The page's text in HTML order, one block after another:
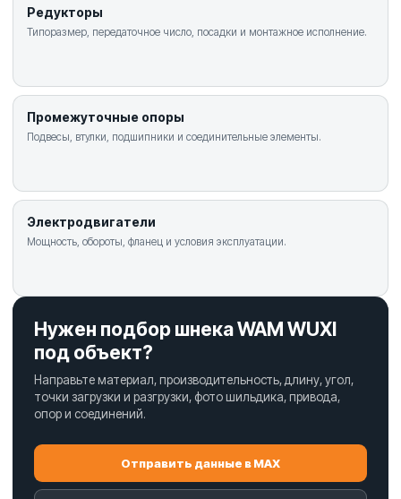
Редукторы
Типоразмер, передаточное число, посадки и монтажное исполнение.
Промежуточные опоры
Подвесы, втулки, подшипники и соединительные элементы.
Электродвигатели
Мощность, обороты, фланец и условия эксплуатации.
Нужен подбор шнека WAM WUXI
под объект?
Направьте материал, производительность, длину, угол,
точки загрузки и разгрузки, фото шильдика, привода,
опор и соединений.
Отправить данные в MAX